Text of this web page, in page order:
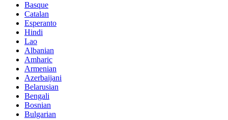
Basque
Catalan
Esperanto
Hindi
Lao
Albanian
Amharic
Armenian
Azerbaijani
Belarusian
Bengali
Bosnian
Bulgarian